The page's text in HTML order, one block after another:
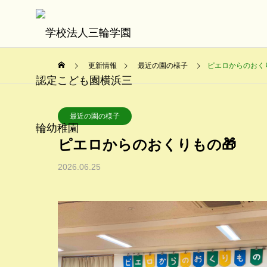
更新情報 最近の園の様子 ピエロからのおく
最近の園の様子
ピエロからのおくりもの🎁
2026.06.25